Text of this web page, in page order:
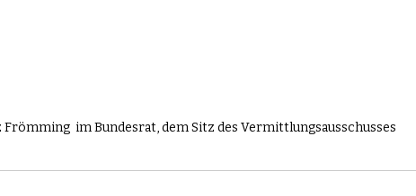
Frömming  im Bundesrat, dem Sitz des Vermittlungsausschusses